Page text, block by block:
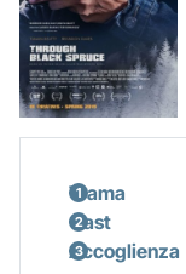
Trama
Cast
Accoglienza